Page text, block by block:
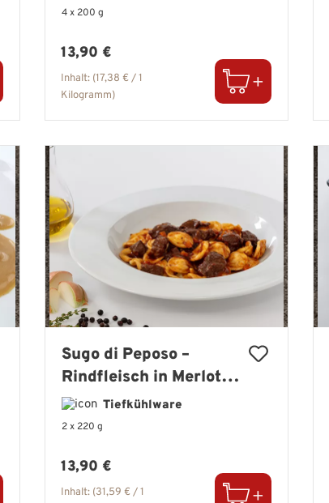
4 x 200 g
Regulärer Preis:
13,90 €
Inhalt: (17,38 € / 1
Kilogramm)
Sugo di Peposo –
Rindfleisch in Merlot-
Rotweinsauce
Tiefkühlware
2 x 220 g
Regulärer Preis:
13,90 €
Inhalt: (31,59 € / 1